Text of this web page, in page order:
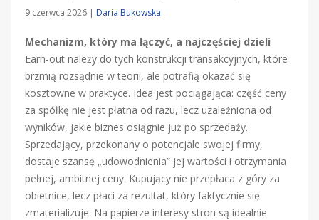
9 czerwca 2026 | Daria Bukowska
Mechanizm, który ma łączyć, a najczęściej dzieli
Earn-out należy do tych konstrukcji transakcyjnych, które
brzmią rozsądnie w teorii, ale potrafią okazać się
kosztowne w praktyce. Idea jest pociągająca: część ceny
za spółkę nie jest płatna od razu, lecz uzależniona od
wyników, jakie biznes osiągnie już po sprzedaży.
Sprzedający, przekonany o potencjale swojej firmy,
dostaje szansę „udowodnienia” jej wartości i otrzymania
pełnej, ambitnej ceny. Kupujący nie przepłaca z góry za
obietnice, lecz płaci za rezultat, który faktycznie się
zmaterializuje. Na papierze interesy stron są idealnie